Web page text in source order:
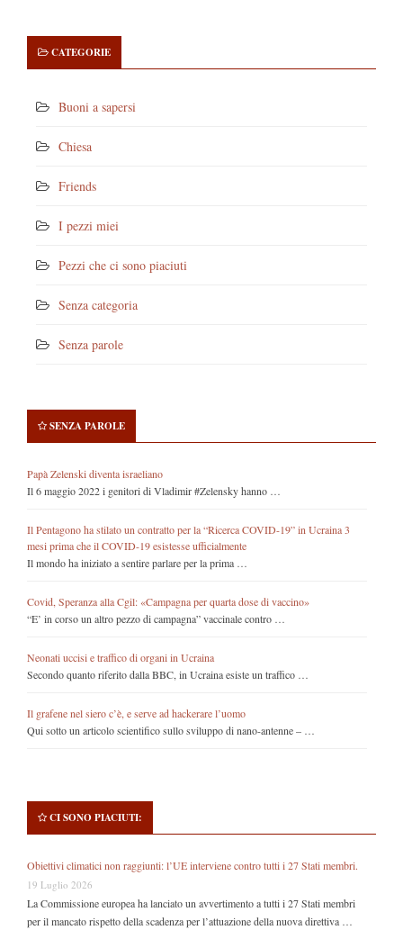
CATEGORIE
Buoni a sapersi
Chiesa
Friends
I pezzi miei
Pezzi che ci sono piaciuti
Senza categoria
Senza parole
SENZA PAROLE
Papà Zelenski diventa israeliano
Il 6 maggio 2022 i genitori di Vladimir #Zelensky hanno …
Il Pentagono ha stilato un contratto per la “Ricerca COVID-19” in Ucraina 3
mesi prima che il COVID-19 esistesse ufficialmente
Il mondo ha iniziato a sentire parlare per la prima …
Covid, Speranza alla Cgil: «Campagna per quarta dose di vaccino»
“E’ in corso un altro pezzo di campagna” vaccinale contro …
Neonati uccisi e traffico di organi in Ucraina
Secondo quanto riferito dalla BBC, in Ucraina esiste un traffico …
Il grafene nel siero c’è, e serve ad hackerare l’uomo
Qui sotto un articolo scientifico sullo sviluppo di nano-antenne – …
CI SONO PIACIUTI:
Obiettivi climatici non raggiunti: l’UE interviene contro tutti i 27 Stati membri.
19 Luglio 2026
La Commissione europea ha lanciato un avvertimento a tutti i 27 Stati membri
per il mancato rispetto della scadenza per l’attuazione della nuova direttiva …